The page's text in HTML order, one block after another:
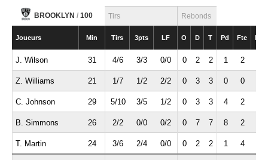
BROOKLYN / 100 Tirs Rebonds
Joueurs Min Tirs 3pts LF O D T Pd Fte
J. Wilson 31 4/6 3/3 0/0 0 2 2 1 2
Z. Williams 21 1/7 1/2 2/2 0 3 3 0 0
C. Johnson 29 5/10 3/5 1/2 0 3 3 4 2
B. Simmons 26 2/2 0/0 0/2 0 7 7 8 2
T. Martin 24 3/6 2/4 0/0 0 2 2 1 4